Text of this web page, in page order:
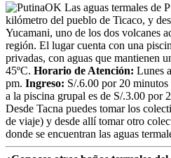
Las aguas termales de
kilómetro del pueblo de Ticaco, y
Yucamani, uno de los dos volcanes
región. El lugar cuenta con una
privadas, con aguas que mantienen
45ºC. Horario de Atención: Lunes
pm. Ingreso: S/.6.00 por 20 minutos
a la piscina grupal es de S/.3.00 por
Desde Tacna puedes tomar los
de viaje) y desde allí tomar otro
donde se encuentran las aguas